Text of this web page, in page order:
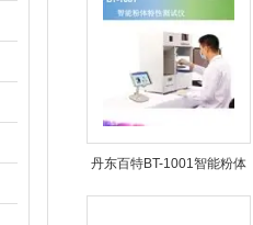
丹东百特BT-1001智能粉体
特性测试仪